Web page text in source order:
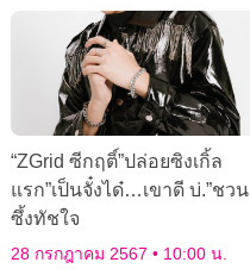
“ZGrid ซีกฤติ์”ปล่อยซิงเกิ้ล
แรก”เป็นจั๋งได๋…เขาดี บ่.”ชวน
ซึ้งทัชใจ
28 กรกฎาคม 2567 10:00 น.